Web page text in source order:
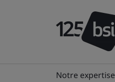
Notre expertise